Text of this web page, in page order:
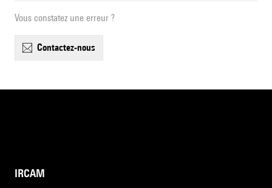
Vous constatez une erreur ?
contactez-nous
IRCAM